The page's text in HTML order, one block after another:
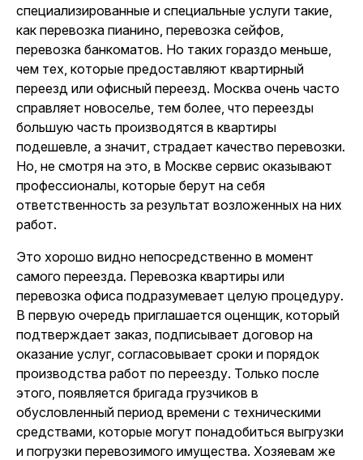
специализированные и специальные услуги такие,
как перевозка пианино, перевозка сейфов,
перевозка банкоматов. Но таких гораздо меньше,
чем тех, которые предоставляют квартирный
переезд или офисный переезд. Москва очень часто
справляет новоселье, тем более, что переезды
большую часть производятся в квартиры
подешевле, а значит, страдает качество перевозки.
Но, не смотря на это, в Москве сервис оказывают
профессионалы, которые берут на себя
ответственность за результат возложенных на них
работ.
Это хорошо видно непосредственно в момент
самого переезда. Перевозка квартиры или
перевозка офиса подразумевает целую процедуру.
В первую очередь приглашается оценщик, который
подтверждает заказ, подписывает договор на
оказание услуг, согласовывает сроки и порядок
производства работ по переезду. Только после
этого, появляется бригада грузчиков в
обусловленный период времени с техническими
средствами, которые могут понадобиться выгрузки
и погрузки перевозимого имущества. Хозяевам же